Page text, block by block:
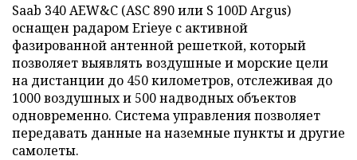
Saab 340 AEW&C (ASC 890 или S 100D Argus)
оснащен радаром Erieye с активной
фазированной антенной решеткой, который
позволяет выявлять воздушные и морские цели
на дистанции до 450 километров, отслеживая до
1000 воздушных и 500 надводных объектов
одновременно. Система управления позволяет
передавать данные на наземные пункты и другие
самолеты.